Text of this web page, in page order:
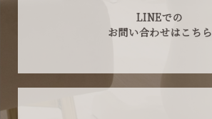
LINEでの
お問い合わせはこちら